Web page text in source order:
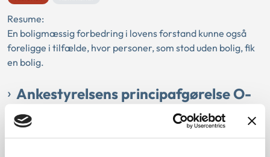
Resume:
En boligmæssig forbedring i lovens forstand kunne også
foreligge i tilfælde, hvor personer, som stod uden bolig, fik
en bolig.
Ankestyrelsens principafgørelse O-
9-81
01-01-1981